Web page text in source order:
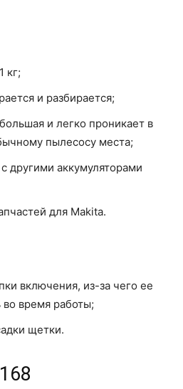
кг;
и разбирается;
и легко проникает в
пылесосу места;
другими аккумуляторами
для Makita.
включения, из-за чего ее
во время работы;
щетки.